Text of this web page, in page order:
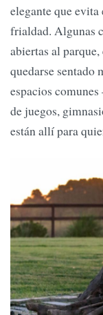
elegante que
frialdad. Algunas
abiertas al
quedarse sentado
espacios
de juegos,
están allí para